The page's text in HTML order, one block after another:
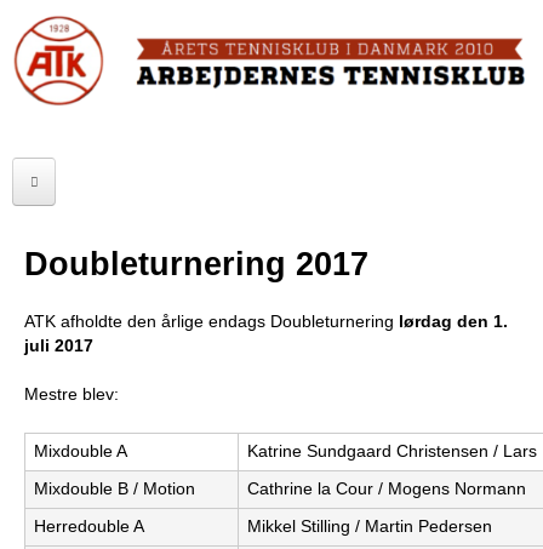
to
main
d
e
FORSIDE
SENIOR
JUNIOR
RANGLISTER
MAKKERBØRS
Doubleturnering 2017
ATK afholdte den årlige endags Doubleturnering lørdag den 1.
juli 2017
Mestre blev:
Mixdouble A Katrine Sundgaard Christensen / Lars
Mixdouble B / Motion Cathrine la Cour / Mogens Normann
Herredouble A Mikkel Stilling / Martin Pedersen